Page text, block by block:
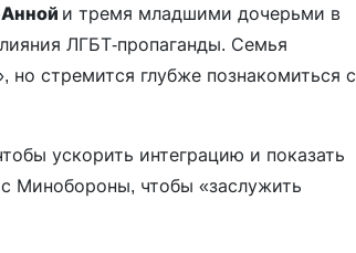
и тремя младшими дочерьми в
ЛГБТ-пропаганды. Семья
но стремится глубже познакомиться с
ускорить интеграцию и показать
Минобороны, чтобы «заслужить